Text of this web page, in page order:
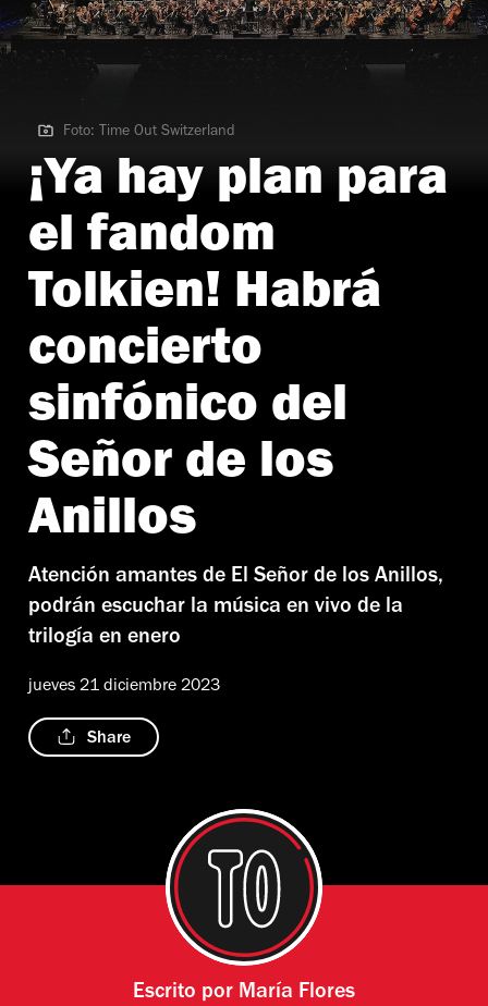
Foto: Time Out Switzerland
Foto: Time Out Switzerland
¡Ya hay plan para
el fandom
Tolkien! Habrá
concierto
sinfónico del
Señor de los
Anillos
Atención amantes de El Señor de los Anillos,
podrán escuchar la música en vivo de la
trilogía en enero
jueves 21 diciembre 2023
Share
Escrito por María Flores